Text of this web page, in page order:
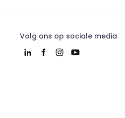
Volg ons op sociale media